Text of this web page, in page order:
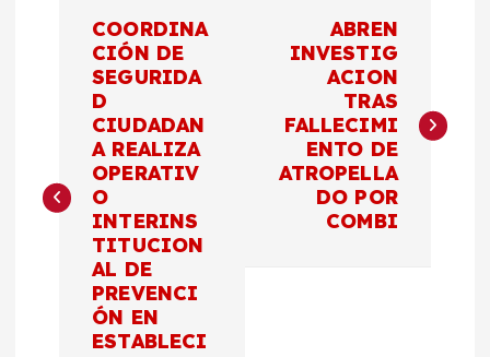
e
g
COORDINA
CIÓN DE
SEGURIDA
D
CIUDADAN
A REALIZA
OPERATIV
O
INTERINS
TITUCION
AL DE
PREVENCI
ÓN EN
ESTABLECI
ABREN
INVESTIG
ACION
TRAS
FALLECIMI
ENTO DE
ATROPELLA
DO POR
COMBI